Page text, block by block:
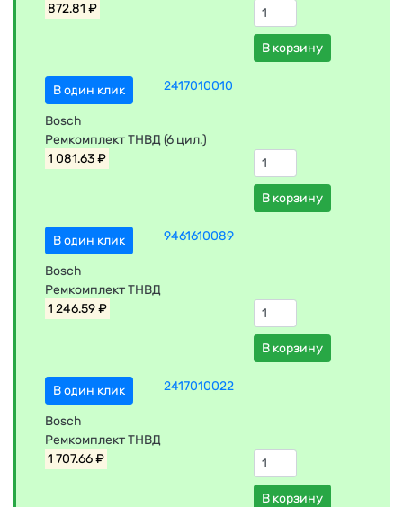
872.81 ₽
В корзину
В один клик 2417010010
Bosch
Ремкомплект ТНВД (6 цил.)
1 081.63 ₽
В корзину
В один клик 9461610089
Bosch
Ремкомплект ТНВД
1 246.59 ₽
В корзину
В один клик 2417010022
Bosch
Ремкомплект ТНВД
1 707.66 ₽
В корзину